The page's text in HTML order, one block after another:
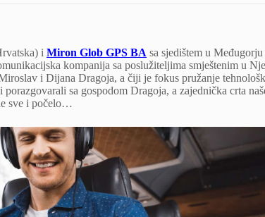
i Miron Glob GPS BA sa sjedištem u
kompanija sa poslužiteljima smještenim u
i Dijana Dragoja, a čiji je fokus pružanje
sa gospodom Dragoja, a zajednička crta
sve i počelo…